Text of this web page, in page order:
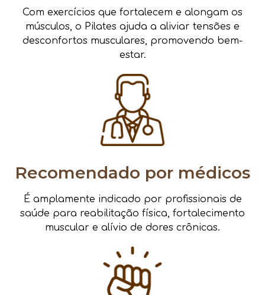
Com exercícios que fortalecem e alongam os
músculos, o Pilates ajuda a aliviar tensões e
desconfortos musculares, promovendo bem-
estar.
Recomendado por médicos
É amplamente indicado por profissionais de
saúde para reabilitação física, fortalecimento
muscular e alívio de dores crônicas.